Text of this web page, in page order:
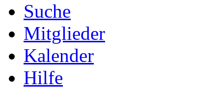
Suche
Mitglieder
Kalender
Hilfe